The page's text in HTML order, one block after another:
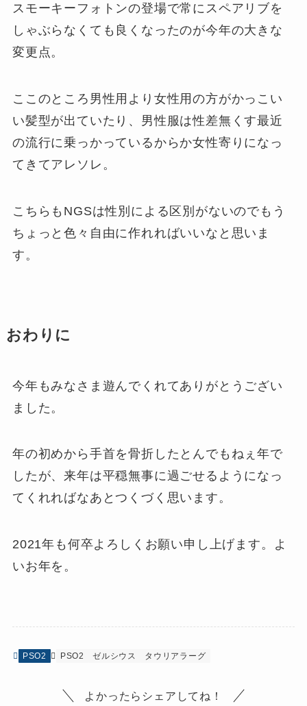
スモーキーフォトンの登場で常にスペアリブを
しゃぶらなくても良くなったのが今年の大きな
変更点。
ここのところ男性用より女性用の方がかっこい
い髪型が出ていたり、男性服は性差無くす最近
の流行に乗っかっているからか女性寄りになっ
てきてアレソレ。
こちらもNGSは性別による区別がないのでもう
ちょっと色々自由に作れればいいなと思いま
す。
おわりに
今年もみなさま遊んでくれてありがとうござい
ました。
年の初めから手首を骨折したとんでもねぇ年で
したが、来年は平穏無事に過ごせるようになっ
てくれればなあとつくづく思います。
2021年も何卒よろしくお願い申し上げます。よ
いお年を。
PSO2 PSO2 ゼルシウス タウリアラーグ
よかったらシェアしてね！